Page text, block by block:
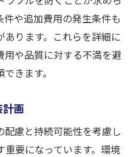
や追加費用の発生条件も
ります。これらを詳細に
や品質に対する不満を避
きます。
計画
慮と持続可能性を考慮し
要になっています。環境